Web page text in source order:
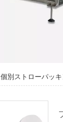
別ストローパッ